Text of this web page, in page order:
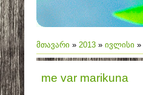
მთავარი » 2013 » ივლისი »
me var marikuna